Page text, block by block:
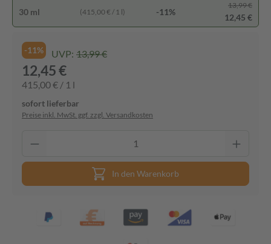
30 ml (415,00 € / 1 l) -11%
13,99 €
12,45 €
-11% UVP: 13,99 €
12,45 €
415,00 € / 1 l
sofort lieferbar
Preise inkl. MwSt. ggf. zzgl. Versandkosten
In den Warenkorb